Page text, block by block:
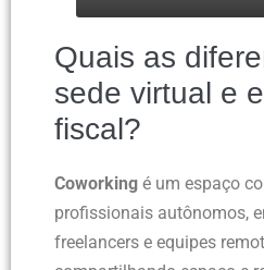
Quais as
sede virtual e
fiscal?
Coworking é um espaço
profissionais autônomos,
freelancers e equipes